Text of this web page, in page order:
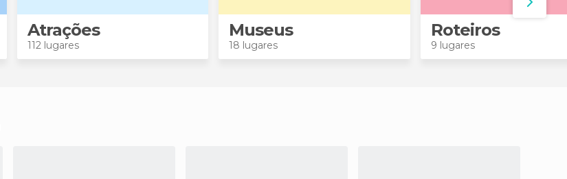
Atrações
112 lugares
Museus
18 lugares
Roteiros
9 lugares